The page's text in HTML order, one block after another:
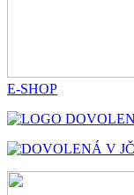
E-SHOP